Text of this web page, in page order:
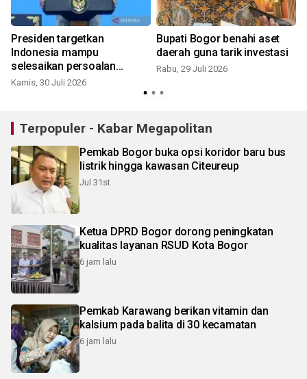
Presiden targetkan
Indonesia mampu
selesaikan persoalan
sampah akhir 2027
Kamis, 30 Juli 2026
Bupati Bogor benahi aset
daerah guna tarik investasi
Rabu, 29 Juli 2026
Terpopuler - Kabar Megapolitan
Pemkab Bogor buka opsi koridor baru bus
listrik hingga kawasan Citeureup
Jul 31st
Ketua DPRD Bogor dorong peningkatan
kualitas layanan RSUD Kota Bogor
6 jam lalu
Pemkab Karawang berikan vitamin dan
kalsium pada balita di 30 kecamatan
6 jam lalu